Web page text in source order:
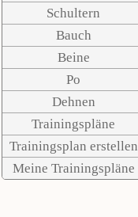
Schultern
Bauch
Beine
Po
Dehnen
Trainingspläne
Trainingsplan erstellen
Meine Trainingspläne